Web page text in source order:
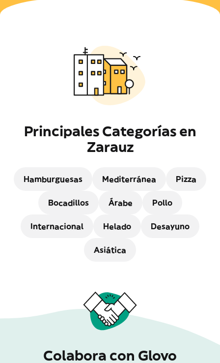
Principales Categorías en
Zarauz
Hamburguesas Mediterránea Pizza
Bocadillos Árabe Pollo
Internacional Helado Desayuno
Asiática
Colabora con Glovo